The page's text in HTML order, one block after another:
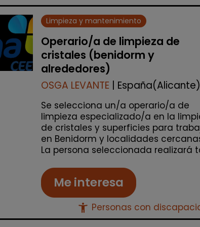
Limpieza y mantenimiento
Operario/a de limpieza de
cristales (benidorm y
alrededores)
OSGA LEVANTE | España(Alicante)
Se selecciona un/a operario/a de
limpieza especializado/a en la
de cristales y superficies para
en Benidorm y localidades
La persona seleccionada realizará
Me interesa
accessibility_new Personas con